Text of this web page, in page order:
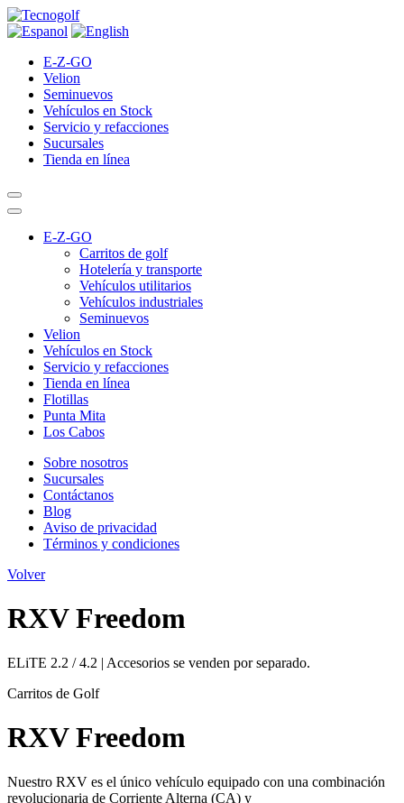
E-Z-GO
Velion
Seminuevos
Vehículos en Stock
Servicio y refacciones
Sucursales
Tienda en línea
E-Z-GO
Carritos de golf
Hotelería y transporte
Vehículos utilitarios
Vehículos industriales
Seminuevos
Velion
Vehículos en Stock
Servicio y refacciones
Tienda en línea
Flotillas
Punta Mita
Los Cabos
Sobre nosotros
Sucursales
Contáctanos
Blog
Aviso de privacidad
Términos y condiciones
Volver
RXV Freedom
ELiTE 2.2 / 4.2 | Accesorios se venden por separado.
Carritos de Golf
RXV Freedom
Nuestro RXV es el único vehículo equipado con una combinación
revolucionaria de Corriente Alterna (CA) y